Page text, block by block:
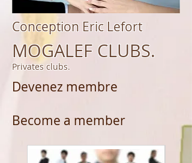
Conception Eric Lefort
MOGALEF CLUBS.
Privates clubs.
Devenez membre
Become a member